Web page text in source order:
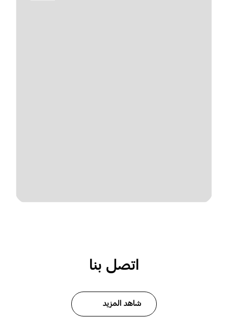
اتصل بنا
شاهد المزيد